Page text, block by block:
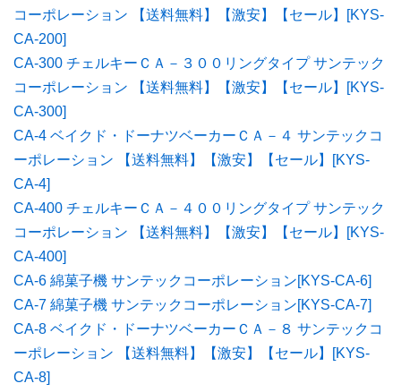
コーポレーション 【送料無料】【激安】【セール】[KYS-
CA-200]
CA-300 チェルキーＣＡ－３００リングタイプ サンテック
コーポレーション 【送料無料】【激安】【セール】[KYS-
CA-300]
CA-4 ベイクド・ドーナツベーカーＣＡ－４ サンテックコ
ーポレーション 【送料無料】【激安】【セール】[KYS-
CA-4]
CA-400 チェルキーＣＡ－４００リングタイプ サンテック
コーポレーション 【送料無料】【激安】【セール】[KYS-
CA-400]
CA-6 綿菓子機 サンテックコーポレーション[KYS-CA-6]
CA-7 綿菓子機 サンテックコーポレーション[KYS-CA-7]
CA-8 ベイクド・ドーナツベーカーＣＡ－８ サンテックコ
ーポレーション 【送料無料】【激安】【セール】[KYS-
CA-8]